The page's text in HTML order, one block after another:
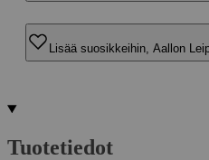
Lisää suosikkeihin, Aallon
Tuotetiedot